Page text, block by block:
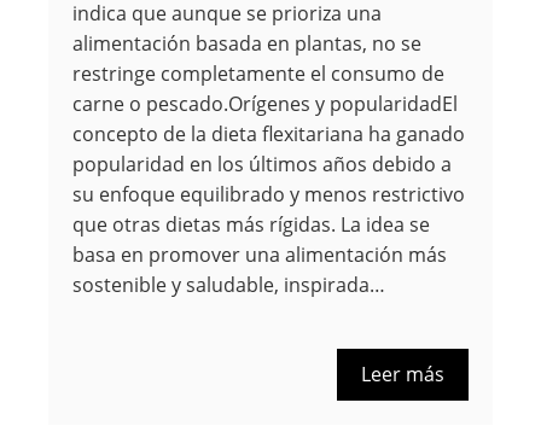
indica que aunque se prioriza una
alimentación basada en plantas, no se
restringe completamente el consumo de
carne o pescado.Orígenes y popularidadEl
concepto de la dieta flexitariana ha ganado
popularidad en los últimos años debido a
su enfoque equilibrado y menos restrictivo
que otras dietas más rígidas. La idea se
basa en promover una alimentación más
sostenible y saludable, inspirada…
Leer más